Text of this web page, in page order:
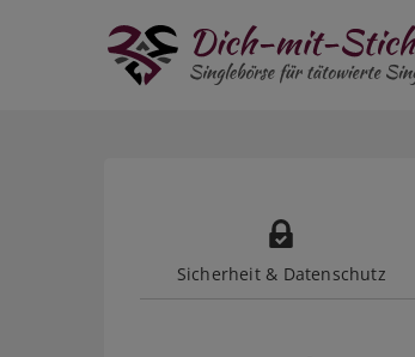
Sicherheit & Datenschutz